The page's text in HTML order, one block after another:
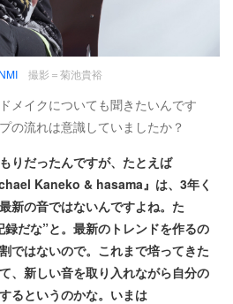
撮影＝菊池貴裕
イクについても聞きたいんです
の流れは意識していましたか？
りだったんですが、たとえば
Kaneko & hasama』は、3年く
新の音ではないんですよね。た
だな”と。最新のトレンドを作るの
ではないので。これまで培ってきた
、新しい音を取り入れながら自分の
るというのかな。いまは